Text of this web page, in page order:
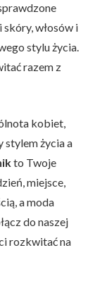
włosów i
stylu życia.
razem z
kobiet,
stylem życia a
to Twoje
miejsce,
a moda
do naszej
rozkwitać na